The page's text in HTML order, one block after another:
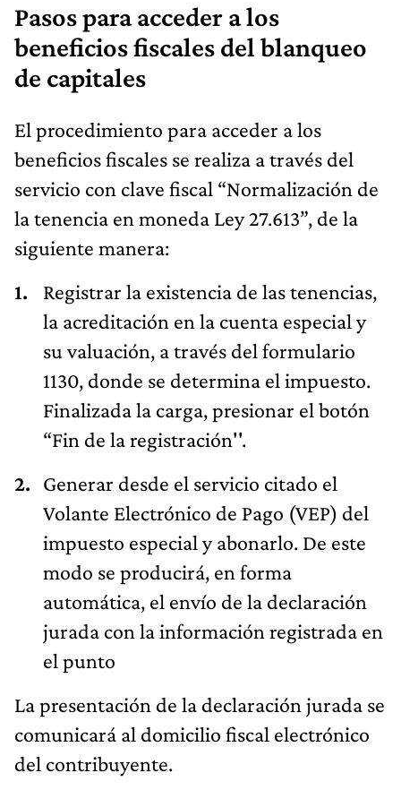
Pasos para acceder a los
beneficios fiscales del blanqueo
de capitales
El procedimiento para acceder a los
beneficios fiscales se realiza a través del
servicio con clave fiscal “Normalización de
la tenencia en moneda Ley 27.613”, de la
siguiente manera:
Registrar la existencia de las tenencias,
la acreditación en la cuenta especial y
su valuación, a través del formulario
1130, donde se determina el impuesto.
Finalizada la carga, presionar el botón
“Fin de la registración''.
Generar desde el servicio citado el
Volante Electrónico de Pago (VEP) del
impuesto especial y abonarlo. De este
modo se producirá, en forma
automática, el envío de la declaración
jurada con la información registrada en
el punto
La presentación de la declaración jurada se
comunicará al domicilio fiscal electrónico
del contribuyente.